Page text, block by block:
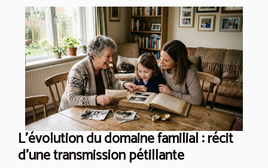
L’évolution du domaine familial : récit
d’une transmission pétillante